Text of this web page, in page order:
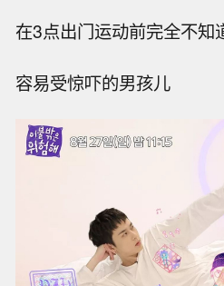
在3点出门运动前完全不知
容易受惊吓的男孩儿